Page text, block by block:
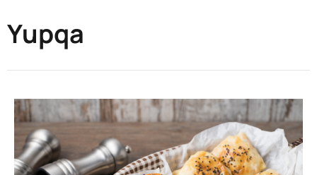
Yupqa